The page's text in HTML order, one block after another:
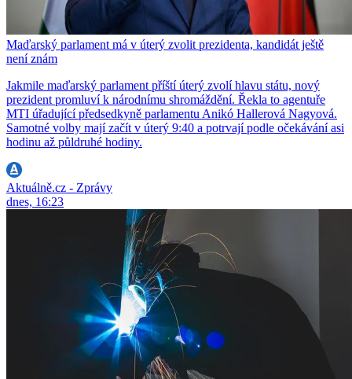
Maďarský parlament má v úterý zvolit prezidenta, kandidát ještě
není znám
Jakmile maďarský parlament příští úterý zvolí hlavu státu, nový
prezident promluví k národnímu shromáždění. Řekla to agentuře
MTI úřadující předsedkyně parlamentu Anikó Hallerová Nagyová.
Samotné volby mají začít v úterý 9:40 a potrvají podle očekávání asi
hodinu až půldruhé hodiny.
Aktuálně.cz - Zprávy
dnes, 16:23